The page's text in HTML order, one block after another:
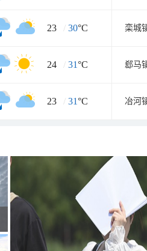
23 / 30°C 栾城
24 / 31°C 郄马
23 / 31°C 冶河